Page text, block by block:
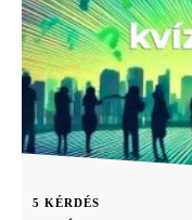
5 KÉRDÉS